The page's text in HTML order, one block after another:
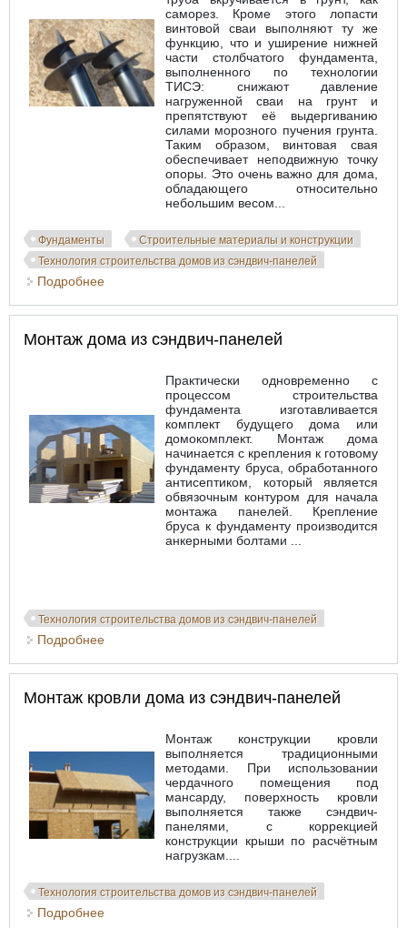
саморез. Кроме этого лопасти
винтовой сваи выполняют ту же
функцию, что и уширение нижней
части столбчатого фундамента,
выполненного по технологии
ТИСЭ: снижают давление
нагруженной сваи на грунт и
препятствуют её выдергиванию
силами морозного пучения грунта.
Таким образом, винтовая свая
обеспечивает неподвижную точку
опоры. Это очень важно для дома,
обладающего относительно
небольшим весом...
Фундаменты
Строительные материалы и конструкции
Технология строительства домов из сэндвич-панелей
Подробнее
Монтаж дома из сэндвич-панелей
Практически одновременно с
процессом строительства
фундамента изготавливается
комплект будущего дома или
домокомплект. Монтаж дома
начинается с крепления к готовому
фундаменту бруса, обработанного
антисептиком, который является
обвязочным контуром для начала
монтажа панелей. Крепление
бруса к фундаменту производится
анкерными болтами ...
Технология строительства домов из сэндвич-панелей
Подробнее
Монтаж кровли дома из сэндвич-панелей
Монтаж конструкции кровли
выполняется традиционными
методами. При использовании
чердачного помещения под
мансарду, поверхность кровли
выполняется также сэндвич-
панелями, с коррекцией
конструкции крыши по расчётным
нагрузкам....
Технология строительства домов из сэндвич-панелей
Подробнее